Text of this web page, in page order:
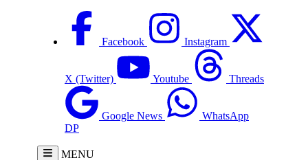
Facebook Instagram
X (Twitter) Youtube Threads
Google News
WhatsApp
DP
MENU